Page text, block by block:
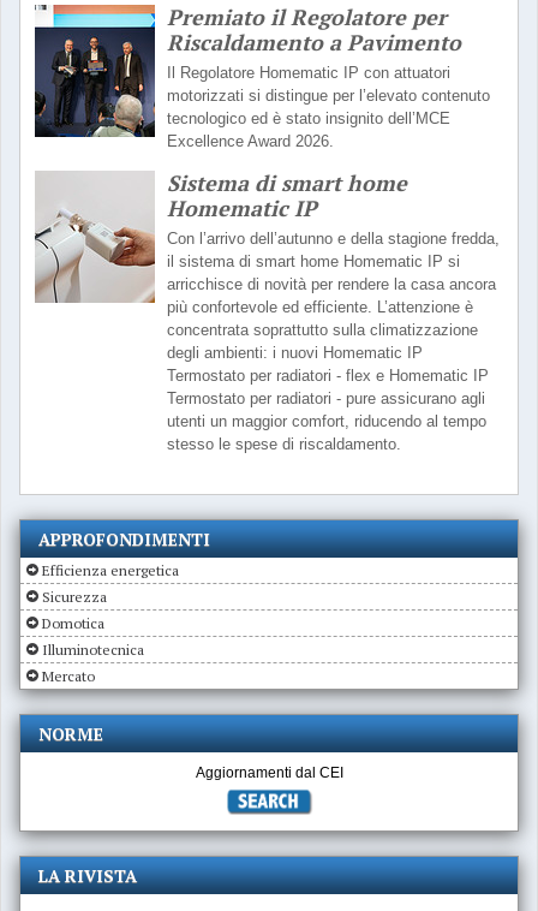
Premiato il Regolatore per
Riscaldamento a Pavimento
Il Regolatore Homematic IP con attuatori
motorizzati si distingue per l’elevato contenuto
tecnologico ed è stato insignito dell’MCE
Excellence Award 2026.
Sistema di smart home
Homematic IP
Con l’arrivo dell’autunno e della stagione fredda,
il sistema di smart home Homematic IP si
arricchisce di novità per rendere la casa ancora
più confortevole ed efficiente. L’attenzione è
concentrata soprattutto sulla climatizzazione
degli ambienti: i nuovi Homematic IP
Termostato per radiatori - flex e Homematic IP
Termostato per radiatori - pure assicurano agli
utenti un maggior comfort, riducendo al tempo
stesso le spese di riscaldamento.
APPROFONDIMENTI
Efficienza energetica
Sicurezza
Domotica
Illuminotecnica
Mercato
NORME
Aggiornamenti dal CEI
LA RIVISTA